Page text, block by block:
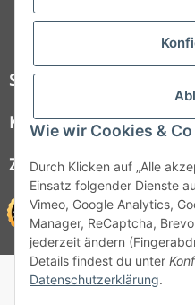
Wie wir Cookies &
Durch Klicken auf „Alle
Einsatz folgender Dienste
Vimeo, Google Analytics,
Manager, ReCaptcha,
jederzeit ändern
Details findest du unter
Datenschutzerklärung.
Steelboxx
Kundenservice
Zahlungsmöglichkeiten
© 1964 -